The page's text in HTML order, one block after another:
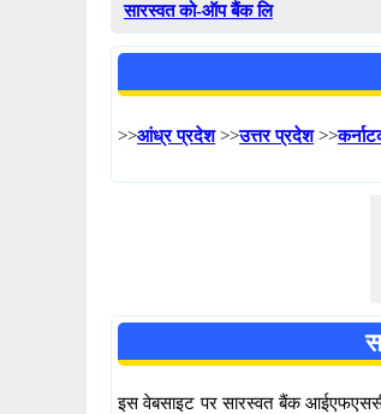
सारस्वत को-ऑप बैंक लि
>>आंध्र प्रदेश>>उत्तर प्रदेश>>
इस वेबसाइट पर सारस्वत बैंक